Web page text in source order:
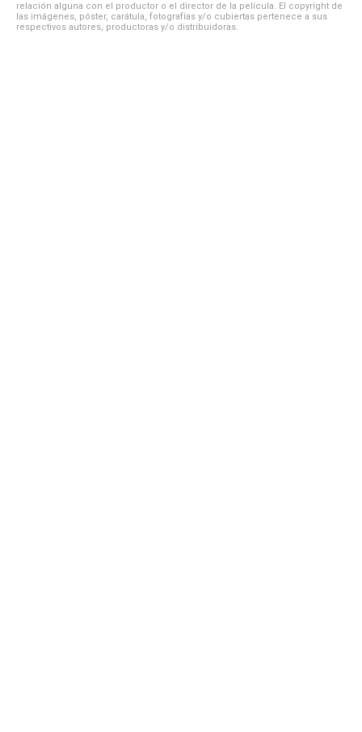
relación alguna con el productor o el director de la película. El copyright de
las imágenes, póster, carátula, fotografías y/o cubiertas pertenece a sus
respectivos autores, productoras y/o distribuidoras.